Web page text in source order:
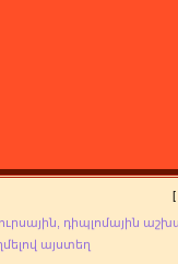
[
դիպլոմային
այստեղ